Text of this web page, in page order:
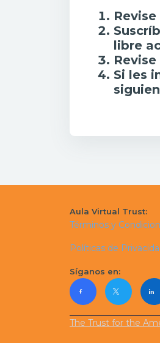
libre
Si les
Aula Virtual Trust:
Términos y
Políticas de
Síganos en:
The Trust for the